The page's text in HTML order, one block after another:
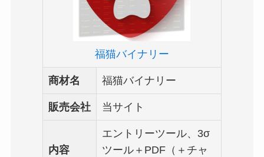
福猫バイナリー
商材名 福猫バイナリー
販売会社 当サイト
内容
エントリーツール、3σ
ツール＋PDF（＋チャ